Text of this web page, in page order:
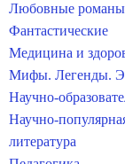
Любовные
Фантастические
Медицина и
Мифы. Легенды.
Научно-
Научно-
литература